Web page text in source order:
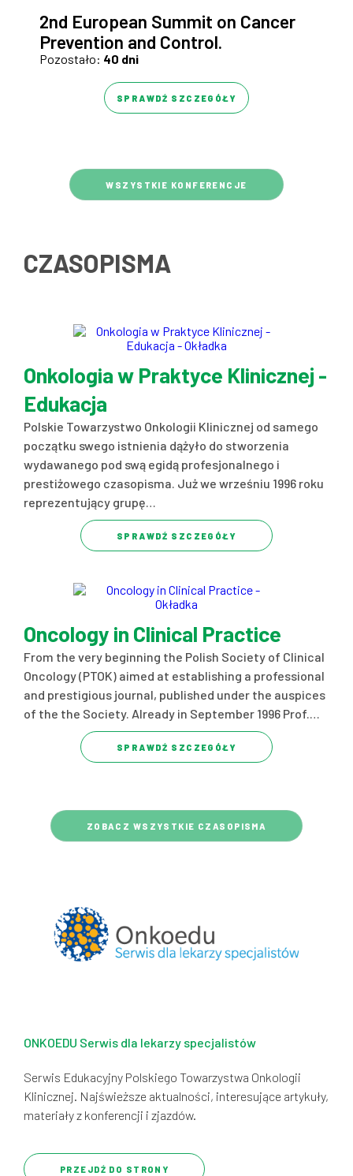
2nd European Summit on Cancer
Prevention and Control.
Pozostało: 40 dni
SPRAWDŹ SZCZEGÓŁY
WSZYSTKIE KONFERENCJE
CZASOPISMA
Onkologia w Praktyce Klinicznej -
Edukacja
Polskie Towarzystwo Onkologii Klinicznej od samego
początku swego istnienia dążyło do stworzenia
wydawanego pod swą egidą profesjonalnego i
prestiżowego czasopisma. Już we wrześniu 1996 roku
reprezentujący grupę…
SPRAWDŹ SZCZEGÓŁY
Oncology in Clinical Practice
From the very beginning the Polish Society of Clinical
Oncology (PTOK) aimed at establishing a professional
and prestigious journal, published under the auspices
of the the Society. Already in September 1996 Prof.…
SPRAWDŹ SZCZEGÓŁY
ZOBACZ WSZYSTKIE CZASOPISMA
ONKOEDU Serwis dla lekarzy specjalistów
Serwis Edukacyjny Polskiego Towarzystwa Onkologii
Klinicznej. Najświeższe aktualności, interesujące artykuły,
materiały z konferencji i zjazdów.
PRZEJDŹ DO STRONY